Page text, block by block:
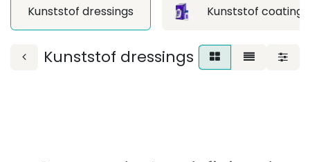
Kunststof dressings Kunststof coatings
Kunststof dressings